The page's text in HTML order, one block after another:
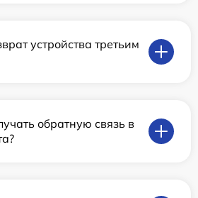
устройства третьим
обратную связь в